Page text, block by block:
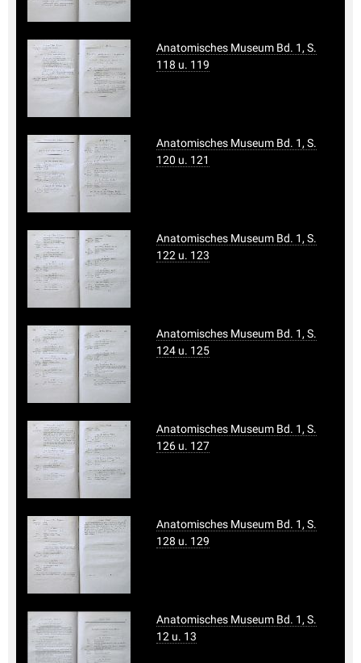
Anatomisches Museum Bd. 1, S.
118 u. 119
Anatomisches Museum Bd. 1, S.
120 u. 121
Anatomisches Museum Bd. 1, S.
122 u. 123
Anatomisches Museum Bd. 1, S.
124 u. 125
Anatomisches Museum Bd. 1, S.
126 u. 127
Anatomisches Museum Bd. 1, S.
128 u. 129
Anatomisches Museum Bd. 1, S.
12 u. 13